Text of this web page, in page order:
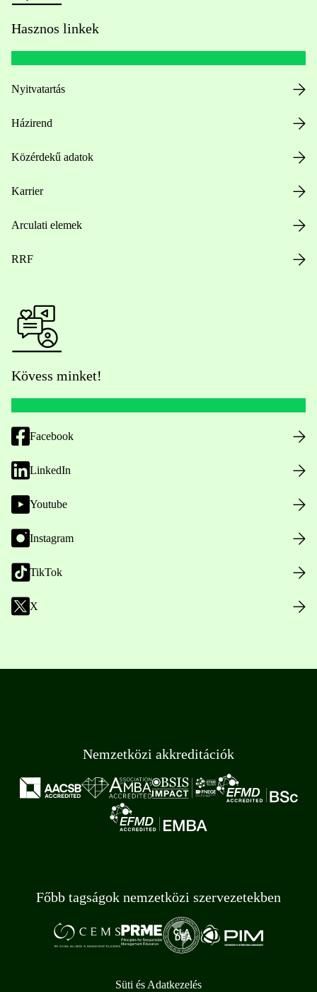
Hasznos linkek
Nyitvatartás
Házirend
Közérdekű adatok
Karrier
Arculati elemek
RRF
Kövess minket!
Facebook
LinkedIn
Youtube
Instagram
TikTok
X
Nemzetközi akkreditációk
Főbb tagságok nemzetközi szervezetekben
Süti és Adatkezelés